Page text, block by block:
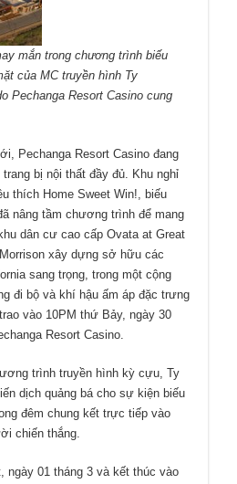
mắn trong chương trình biếu
của MC truyền hình Ty
Pechanga Resort Casino cung
Pechanga Resort Casino đang
bị nội thất đầy đủ. Khu nghỉ
thích Home Sweet Win!, biếu
nâng tầm chương trình để mang
dân cư cao cấp Ovata at Great
xây dựng sở hữu các
sang trọng, trong một cộng
đi bộ và khí hậu ấm áp đặc trưng
vào 10PM thứ Bảy, ngày 30
Resort Casino.
trình truyền hình kỳ cựu, Ty
dịch quảng bá cho sự kiện biếu
đêm chung kết trực tiếp vào
chiến thắng.
ngày 01 tháng 3 và kết thúc vào